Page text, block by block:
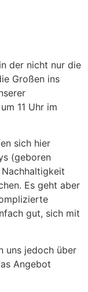
der nicht nur die
Großen ins
11 Uhr im
sich hier
(geboren
Es geht aber
gut, sich mit
uns jedoch über
Angebot